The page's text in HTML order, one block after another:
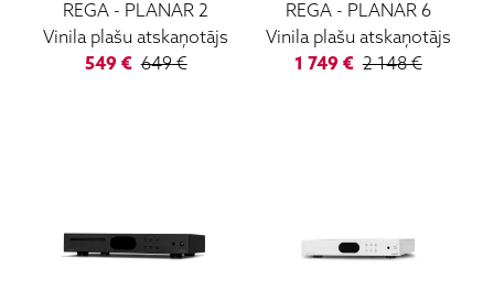
REGA - PLANAR 2
Vinila plašu atskaņotājs
549€ 649€
REGA- PLANAR 6
Vinila plašu atskaņotājs
1 749€ 2 148€